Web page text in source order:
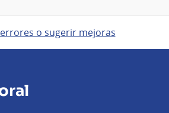
o sugerir mejoras